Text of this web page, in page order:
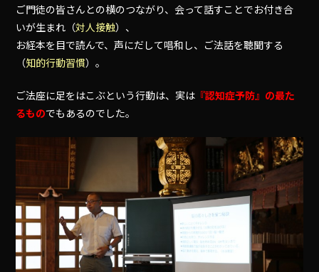
ご門徒の皆さんとの横のつながり、会って話すことでお付き合
いが生まれ（対人接触）、
お経本を目で読んで、声にだして唱和し、ご法話を聴聞する
（知的行動習慣）。
ご法座に足をはこぶという行動は、実は 『認知症予防』の最た
るものでもあるのでした。